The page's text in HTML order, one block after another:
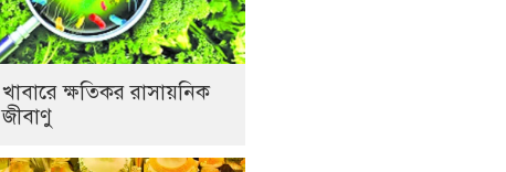
খাবারে ক্ষতিকর রাসায়নিক
জীবাণু